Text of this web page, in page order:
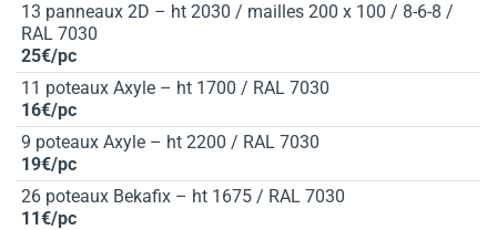
13 panneaux 2D – ht 2030 / mailles 200 x 100 / 8-6-8 /
RAL 7030
25€/pc
11 poteaux Axyle – ht 1700 / RAL 7030
16€/pc
9 poteaux Axyle – ht 2200 / RAL 7030
19€/pc
26 poteaux Bekafix – ht 1675 / RAL 7030
11€/pc